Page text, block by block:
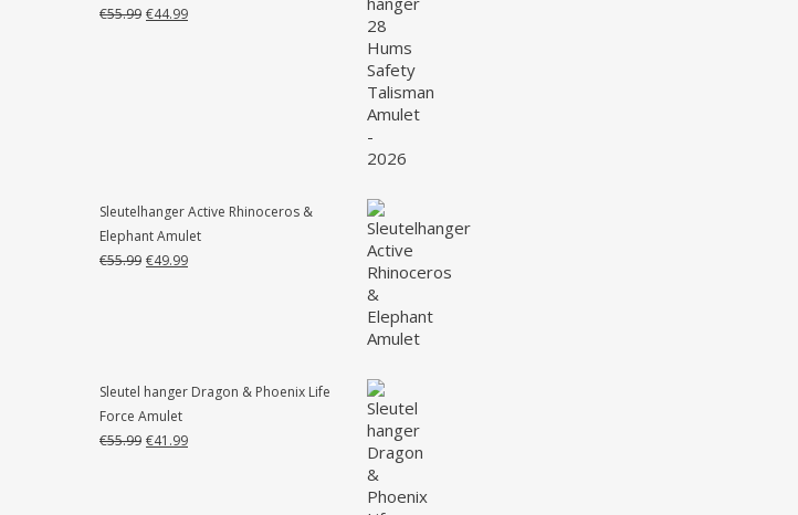
€55.99 Oorspronkelijke
€44.99Huidige
Sleutelhanger Active Rhinoceros &
Elephant Amulet
€55.99 Oorspronkelijke
€49.99Huidige
Sleutel hanger Dragon & Phoenix Life
Force Amulet
€55.99 Oorspronkelijke
€41.99Huidige